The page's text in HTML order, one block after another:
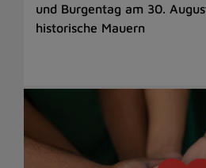
und Burgentag am 30.
historische Mauern